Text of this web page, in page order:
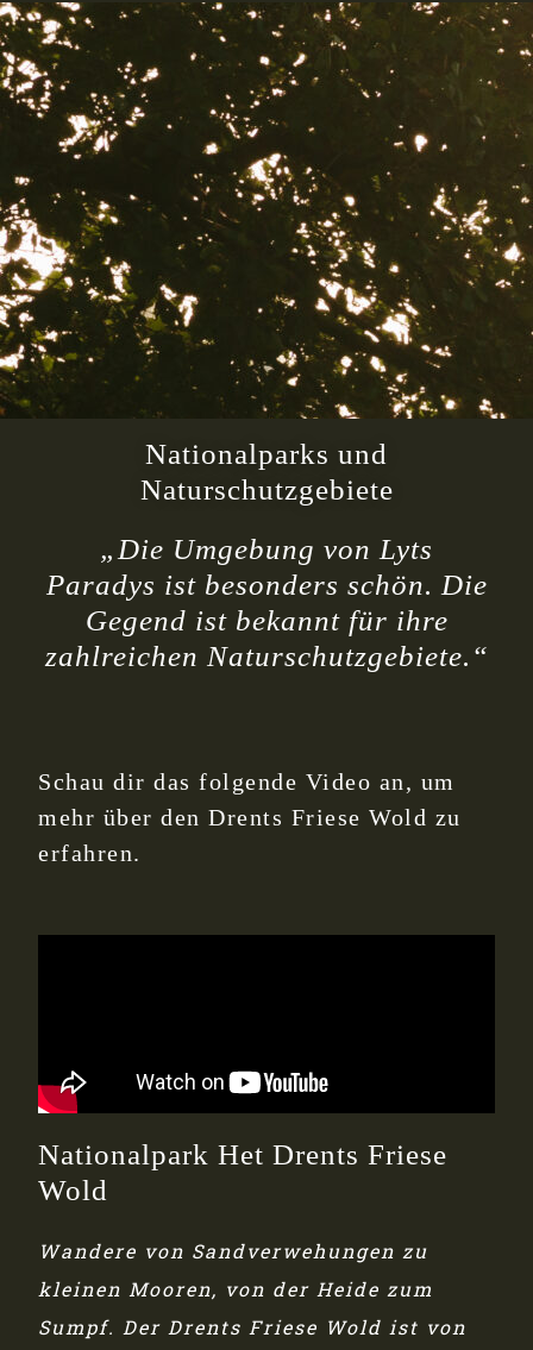
Nationalparks und
Naturschutzgebiete
„Die Umgebung von Lyts
Paradys ist besonders schön. Die
Gegend ist bekannt für ihre
zahlreichen Naturschutzgebiete.“
Schau dir das folgende Video an, um
mehr über den Drents Friese Wold zu
erfahren.
Nationalpark Het Drents Friese
Wold
Wandere von Sandverwehungen zu
kleinen Mooren, von der Heide zum
Sumpf. Der Drents Friese Wold ist von